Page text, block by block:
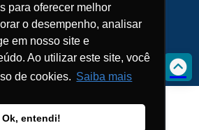
para oferecer melhor
o desempenho, analisar
em nosso site e
Ao utilizar este site, você
de cookies. Saiba mais
Ok, entendi!
- Todos os direitos reservados.
Política de Privacidade
por